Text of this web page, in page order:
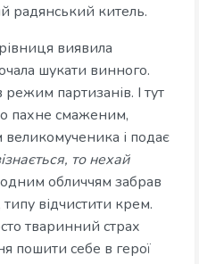
радянський китель.
виявила
шукати винного.
партизанів. І тут
пахне смаженим,
і подає
то нехай
обличчям забрав
відчистити крем.
тваринний страх
пошити себе в герої